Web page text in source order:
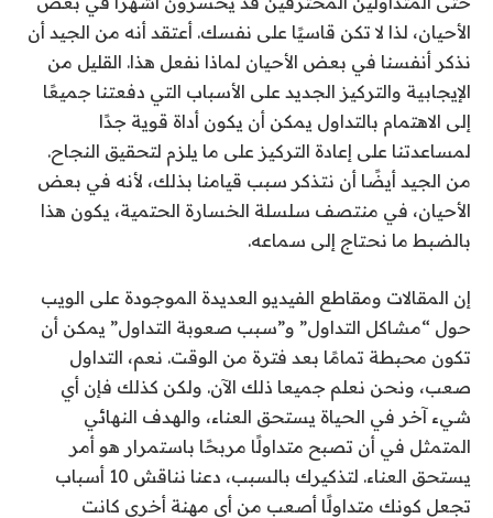
الأحيان، لذا لا تكن قاسيًا على نفسك. أعتقد أنه من الجيد أن
نذكر أنفسنا في بعض الأحيان لماذا نفعل هذا. القليل من
الإيجابية والتركيز الجديد على الأسباب التي دفعتنا جميعًا
إلى الاهتمام بالتداول يمكن أن يكون أداة قوية جدًا
لمساعدتنا على إعادة التركيز على ما يلزم لتحقيق النجاح.
من الجيد أيضًا أن نتذكر سبب قيامنا بذلك، لأنه في بعض
الأحيان، في منتصف سلسلة الخسارة الحتمية، يكون هذا
بالضبط ما نحتاج إلى سماعه.
إن المقالات ومقاطع الفيديو العديدة الموجودة على الويب
حول “مشاكل التداول” و”سبب صعوبة التداول” يمكن أن
تكون محبطة تمامًا بعد فترة من الوقت. نعم، التداول
صعب، ونحن نعلم جميعا ذلك الآن. ولكن كذلك فإن أي
شيء آخر في الحياة يستحق العناء، والهدف النهائي
المتمثل في أن تصبح متداولًا مربحًا باستمرار هو أمر
يستحق العناء. لتذكيرك بالسبب، دعنا نناقش 10 أسباب
تجعل كونك متداولًا أصعب من أي مهنة أخرى كانت